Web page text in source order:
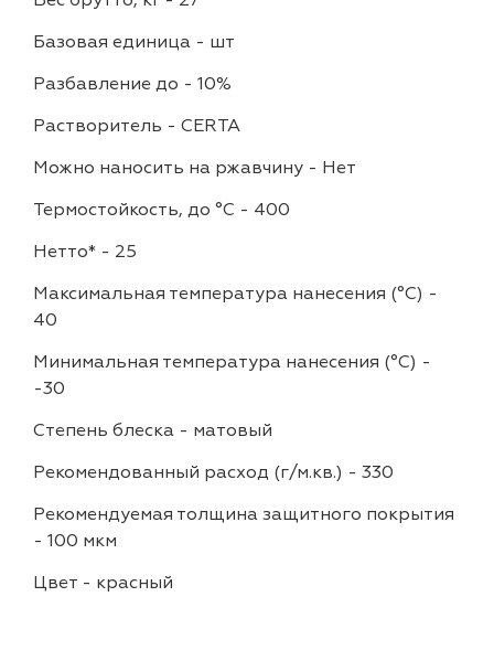
Базовая единица - шт
Разбавление до - 10%
Растворитель - CERTA
Можно наносить на ржавчину - Нет
Термостойкость, до °C - 400
Нетто* - 25
Максимальная температура нанесения (°С) -
40
Минимальная температура нанесения (°С) -
-30
Степень блеска - матовый
Рекомендованный расход (г/м.кв.) - 330
Рекомендуемая толщина защитного покрытия
- 100 мкм
Цвет - красный